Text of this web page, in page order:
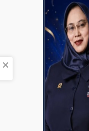
×